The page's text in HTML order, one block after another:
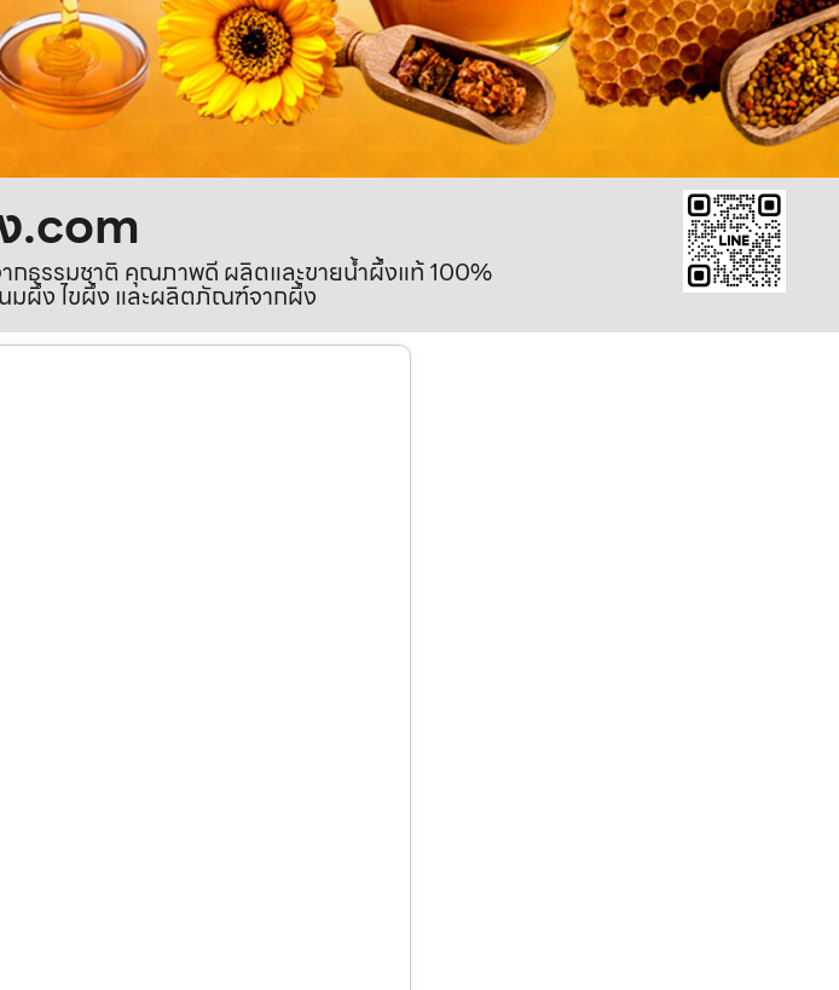
.com
กธรรมชาติ คุณภาพดี ผลิตและขายน้ำผึ้งแท้ 100%
มผึ้ง ไขผึ้ง และผลิตภัณฑ์จากผึ้ง